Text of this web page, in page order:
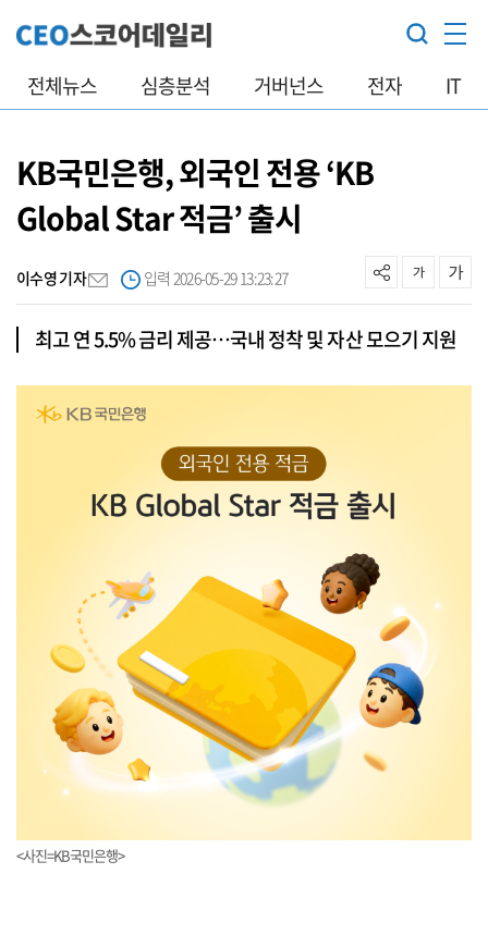
전체뉴스 심층분석 거버넌스 전자 IT
KB국민은행, 외국인 전용 ‘KB
Global Star 적금’ 출시
이수영 기자 입력 2026-05-29 13:23:27
최고 연 5.5% 금리 제공…국내 정착 및 자산 모으기 지원
<사진=KB국민은행>